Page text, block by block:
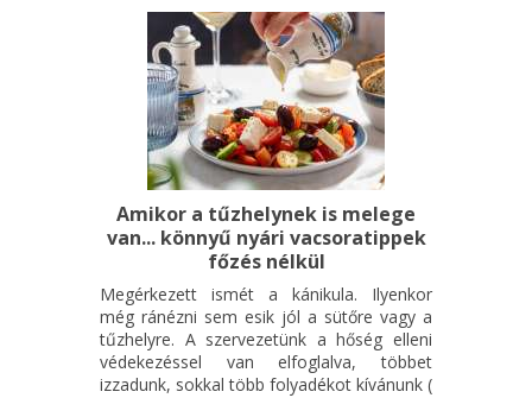
Amikor a tűzhelynek is melege
van... könnyű nyári vacsoratippek
főzés nélkül
Megérkezett ismét a kánikula. Ilyenkor
még ránézni sem esik jól a sütőre vagy a
tűzhelyre. A szervezetünk a hőség elleni
védekezéssel van elfoglalva, többet
izzadunk, sokkal több folyadékot kívánunk (